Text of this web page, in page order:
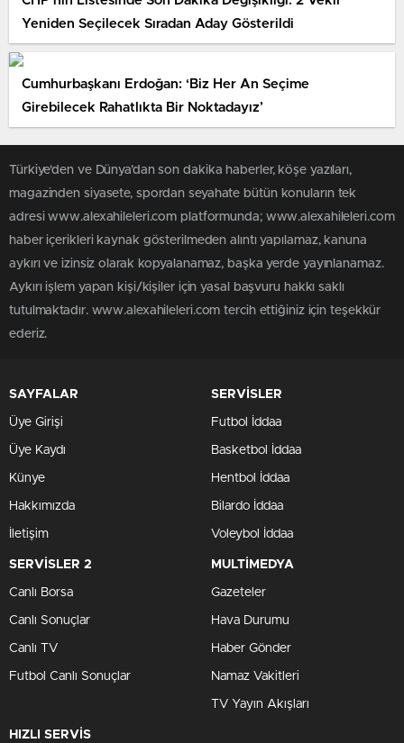
Yeniden Seçilecek Sıradan Aday Gösterildi
Cumhurbaşkanı Erdoğan: ‘Biz Her An Seçime
Girebilecek Rahatlıkta Bir Noktadayız’
Türkiye'den ve Dünya’dan son dakika haberler, köşe yazıları,
magazinden siyasete, spordan seyahate bütün konuların tek
adresi www.alexahileleri.com platformunda; www.alexahileleri.com
haber içerikleri kaynak gösterilmeden alıntı yapılamaz, kanuna
aykırı ve izinsiz olarak kopyalanamaz, başka yerde yayınlanamaz.
Aykırı işlem yapan kişi/kişiler için yasal başvuru hakkı saklı
tutulmaktadır. www.alexahileleri.com tercih ettiğiniz için teşekkür
ederiz.
SAYFALAR
Üye Girişi
Üye Kaydı
Künye
Hakkımızda
İletişim
SERVİSLER
Futbol İddaa
Basketbol İddaa
Hentbol İddaa
Bilardo İddaa
Voleybol İddaa
SERVİSLER 2
Canlı Borsa
Canlı Sonuçlar
Canlı TV
Futbol Canlı Sonuçlar
MULTİMEDYA
Gazeteler
Hava Durumu
Haber Gönder
Namaz Vakitleri
TV Yayın Akışları
HIZLI SERVİS